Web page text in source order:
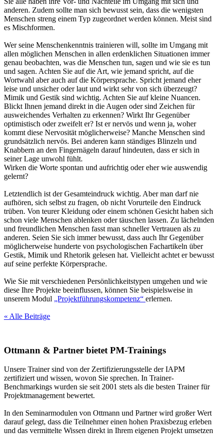
anderen. Zudem sollte man sich bewusst sein, dass die wenigsten
Menschen streng einem Typ zugeordnet werden können. Meist sind
es Mischformen.
Wer seine Menschenkenntnis trainieren will, sollte im Umgang mit
allen möglichen Menschen in allen erdenklichen Situationen immer
genau beobachten, was die Menschen tun, sagen und wie sie es tun
und sagen. Achten Sie auf die Art, wie jemand spricht, auf die
Wortwahl aber auch auf die Körpersprache. Spricht jemand eher
leise und unsicher oder laut und wirkt sehr von sich überzeugt?
Mimik und Gestik sind wichtig. Achten Sie auf kleine Nuancen.
Blickt Ihnen jemand direkt in die Augen oder sind Zeichen für
ausweichendes Verhalten zu erkennen? Wirkt Ihr Gegenüber
optimistisch oder zweifelt er? Ist er nervös und wenn ja, woher
kommt diese Nervosität möglicherweise? Manche Menschen sind
grundsätzlich nervös. Bei anderen kann ständiges Blinzeln und
Knabbern an den Fingernägeln darauf hindeuten, dass er sich in
seiner Lage unwohl fühlt.
Wirken die Worte spontan und aufrichtig oder eher wie auswendig
gelernt?
Letztendlich ist der Gesamteindruck wichtig. Aber man darf nie
aufhören, sich selbst zu fragen, ob nicht Vorurteile den Eindruck
trüben. Von teurer Kleidung oder einem schönen Gesicht haben sich
schon viele Menschen ablenken oder täuschen lassen. Zu lächelnden
und freundlichen Menschen fasst man schneller Vertrauen als zu
anderen. Seien Sie sich immer bewusst, dass auch Ihr Gegenüber
möglicherweise hunderte von psychologischen Fachartikeln über
Gestik, Mimik und Rhetorik gelesen hat. Vielleicht achtet er bewusst
auf seine perfekte Körpersprache.
Wie Sie mit verschiedenen Persönlichkeitstypen umgehen und wie
diese Ihre Projekte beeinflussen, können Sie beispielsweise in
unserem Modul „Projektführungskompetenz“ erlernen.
« Alle Beiträge
Ottmann & Partner bietet PM-Trainings
Unsere Trainer sind von der Zertifizierungsstelle der IAPM
zertifiziert und wissen, wovon Sie sprechen. In Trainer-
Benchmarkings wurden sie seit 2001 stets als die besten Trainer für
Projektmanagement bewertet.
In den Seminarmodulen von Ottmann und Partner wird großer Wert
darauf gelegt, dass die Teilnehmer einen hohen Praxisbezug erleben
und das vermittelte Wissen direkt in Ihrem eigenen Projekt umsetzen